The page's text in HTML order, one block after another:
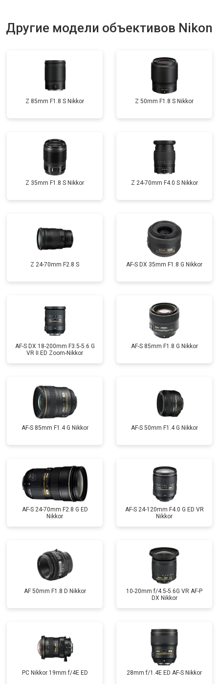
Другие модели объективов Nikon
Z 85mm F1.8 S Nikkor Z 50mm F1.8 S Nikkor
Z 35mm F1.8 S Nikkor Z 24-70mm F4.0 S Nikkor
Z 24-70mm F2.8 S AF-S DX 35mm F1.8 G Nikkor
AF-S DX 18-200mm F3.5-5.6 G
VR II ED Zoom-Nikkor
AF-S 85mm F1.8 G Nikkor
AF-S 85mm F1.4 G Nikkor AF-S 50mm F1.4 G Nikkor
AF-S 24-70mm F2.8 G ED
Nikkor
AF-S 24-120mm F4.0 G ED VR
Nikkor
AF 50mm F1.8 D Nikkor
10-20mm f/4.5-5.6G VR AF-P
DX Nikkor
PC Nikkor 19mm f/4E ED 28mm f/1.4E ED AF-S Nikkor